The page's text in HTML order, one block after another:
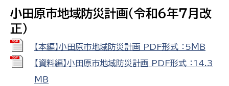
小田原市地域防災計画（令和６年７月改
正）
【本編】小田原市地域防災計画 PDF形式 ：5ＭＢ
【資料編】小田原市地域防災計画 PDF形式 ：14.3
ＭＢ